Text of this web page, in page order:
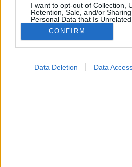
I want to opt-out of Collection,
Retention, Sale, and/or
Personal Data that Is
Purposes for which it was
Opted Out
I want to allow Google to
CONFIRM
Data Deletion Data